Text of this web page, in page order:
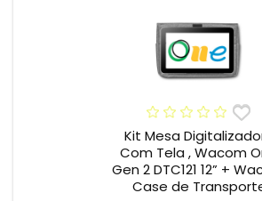
Kit Mesa
Com Tela , Wacom
Gen 2 DTC121 12” +
Case de